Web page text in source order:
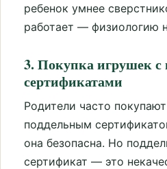
ребенок умнее
работает — физиологию
3. Покупка игрушек
сертификатами
Родители часто
поддельным
она безопасна. Но
сертификат — это